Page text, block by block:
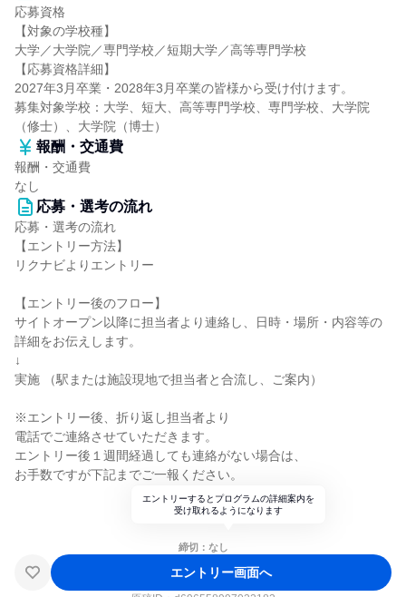
応募資格
【対象の学校種】
大学／大学院／専門学校／短期大学／高等専門学校
【応募資格詳細】
2027年3月卒業・2028年3月卒業の皆様から受け付けます。
募集対象学校：大学、短大、高等専門学校、専門学校、大学院
（修士）、大学院（博士）
報酬・交通費
報酬・交通費
なし
応募・選考の流れ
応募・選考の流れ
【エントリー方法】
リクナビよりエントリー
【エントリー後のフロー】
サイトオープン以降に担当者より連絡し、日時・場所・内容等の
詳細をお伝えします。
↓
実施 （駅または施設現地で担当者と合流し、ご案内）
※エントリー後、折り返し担当者より
電話でご連絡させていただきます。
エントリー後１週間経過しても連絡がない場合は、
お手数ですが下記までご一報ください。
エントリーするとプログラムの詳細案内を
受け取れるようになります
締切：なし
エントリー画面へ